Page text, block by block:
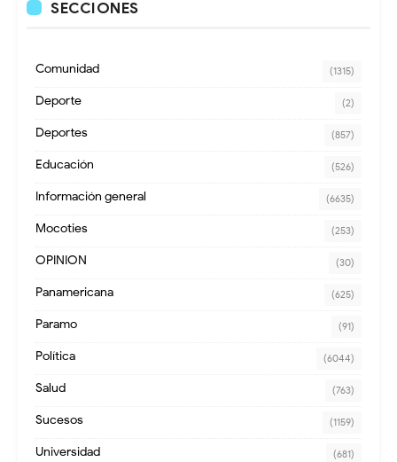
SECCIONES
Comunidad (1315)
Deporte (2)
Deportes (857)
Educación (526)
Información general (6635)
Mocoties (253)
OPINION (30)
Panamericana (625)
Paramo (91)
Política (6044)
Salud (763)
Sucesos (1159)
Universidad (681)